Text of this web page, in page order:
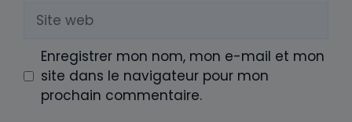
Site
web
Enregistrer mon nom, mon e-mail et mon
site dans le navigateur pour mon
prochain commentaire.